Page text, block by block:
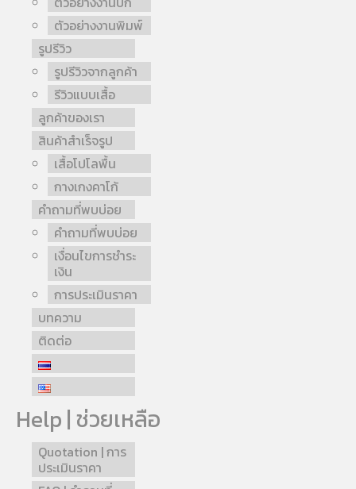
ตัวอย่างงานพิมพ์
รูปรีวิว
รูปรีวิวจากลูกค้า
รีวิวแบบเสื้อ
ลูกค้าของเรา
สินค้าสำเร็จรูป
เสื้อโปโลพื้น
กางเกงคาโก้
คำถามที่พบบ่อย
คำถามที่พบบ่อย
เงื่อนไขการชำระ
เงิน
การประเมินราคา
บทความ
ติดต่อ
Help | ช่วยเหลือ
Quotation | การ
ประเมินราคา